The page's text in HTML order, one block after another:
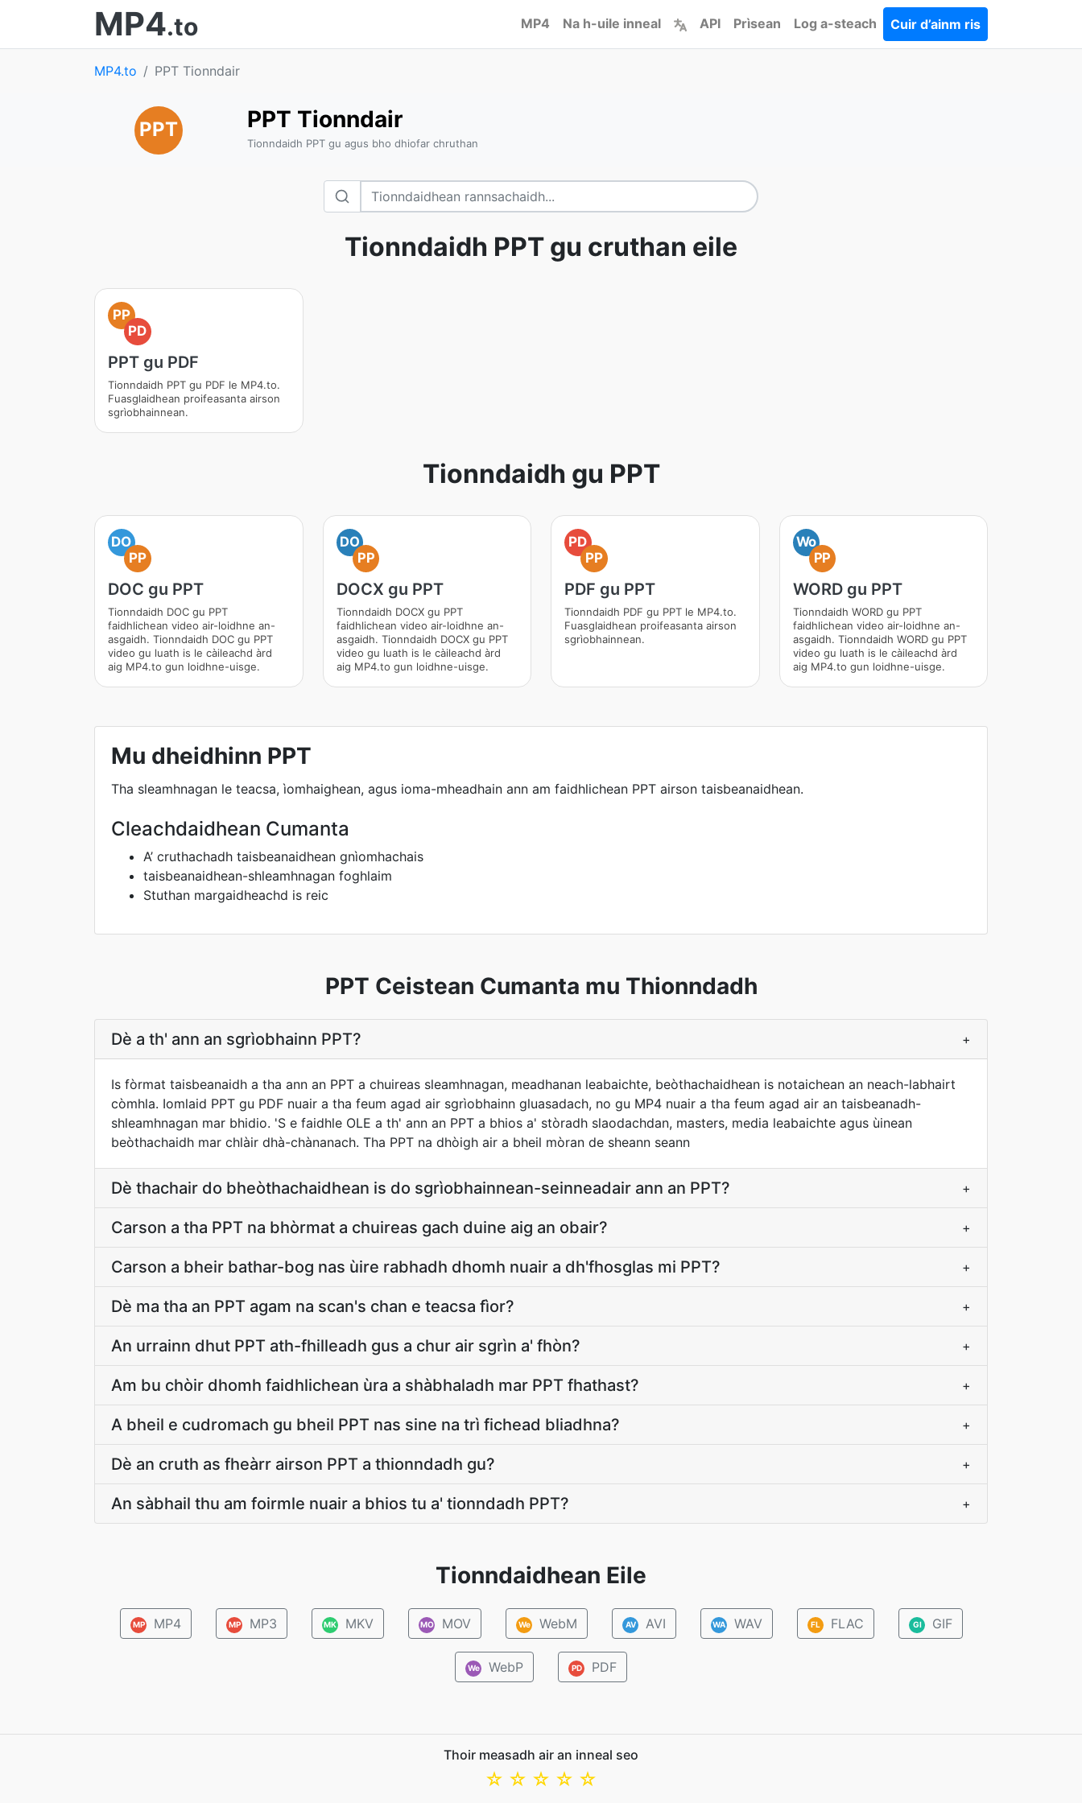
MP4.to MP4 Na h-uile inneal API Prìsean Log a-steach Cuir d’ainm ris
MP4.to PPT Tionndair
PPT PPT Tionndair
Tionndaidh PPT gu agus bho dhiofar chruthan
Tionndaidh PPT gu cruthan eile
PP
PD
PPT gu PDF
Tionndaidh PPT gu PDF le MP4.to.
Fuasglaidhean proifeasanta airson
sgrìobhainnean.
Tionndaidh gu PPT
DO
PP
DOC gu PPT
Tionndaidh DOC gu PPT
faidhlichean video air-loidhne an-
asgaidh. Tionndaidh DOC gu PPT
video gu luath is le càileachd àrd
aig MP4.to gun loidhne-uisge.
DO
PP
DOCX gu PPT
Tionndaidh DOCX gu PPT
faidhlichean video air-loidhne an-
asgaidh. Tionndaidh DOCX gu PPT
video gu luath is le càileachd àrd
aig MP4.to gun loidhne-uisge.
PD
PP
PDF gu PPT
Tionndaidh PDF gu PPT le MP4.to.
Fuasglaidhean proifeasanta airson
sgrìobhainnean.
Wo
PP
WORD gu PPT
Tionndaidh WORD gu PPT
faidhlichean video air-loidhne an-
asgaidh. Tionndaidh WORD gu PPT
video gu luath is le càileachd àrd
aig MP4.to gun loidhne-uisge.
Mu dheidhinn PPT
Tha sleamhnagan le teacsa, ìomhaighean, agus ioma-mheadhain ann am faidhlichean PPT airson taisbeanaidhean.
Cleachdaidhean Cumanta
A’ cruthachadh taisbeanaidhean gnìomhachais
taisbeanaidhean-shleamhnagan foghlaim
Stuthan margaidheachd is reic
PPT Ceistean Cumanta mu Thionndadh
Dè a th' ann an sgrìobhainn PPT? +
Is fòrmat taisbeanaidh a tha ann an PPT a chuireas sleamhnagan, meadhanan leabaichte, beòthachaidhean is notaichean an neach-labhairt
còmhla. Iomlaid PPT gu PDF nuair a tha feum agad air sgrìobhainn gluasadach, no gu MP4 nuair a tha feum agad air an taisbeanadh-
shleamhnagan mar bhidio. 'S e faidhle OLE a th' ann an PPT a bhios a' stòradh slaodachdan, masters, media leabaichte agus ùinean
beòthachaidh mar chlàir dhà-chànanach. Tha PPT na dhòigh air a bheil mòran de sheann seann
Dè thachair do bheòthachaidhean is do sgrìobhainnean-seinneadair ann an PPT? +
Carson a tha PPT na bhòrmat a chuireas gach duine aig an obair? +
Carson a bheir bathar-bog nas ùire rabhadh dhomh nuair a dh'fhosglas mi PPT? +
Dè ma tha an PPT agam na scan's chan e teacsa fìor? +
An urrainn dhut PPT ath-fhilleadh gus a chur air sgrìn a' fhòn? +
Am bu chòir dhomh faidhlichean ùra a shàbhaladh mar PPT fhathast? +
A bheil e cudromach gu bheil PPT nas sine na trì fichead bliadhna? +
Dè an cruth as fheàrr airson PPT a thionndadh gu? +
An sàbhail thu am foirmle nuair a bhios tu a' tionndadh PPT? +
Tionndaidhean Eile
MP MP4 MP MP3 MK MKV MO MOV We WebM AV AVI WA WAV FL FLAC GI GIF
We WebP PD PDF
Thoir measadh air an inneal seo
☆
☆
☆
☆
☆